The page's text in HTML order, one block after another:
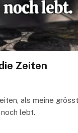
Zeiten
als meine
lebt.